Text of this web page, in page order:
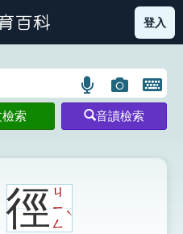
示 部首索引表圖示
登入
語
言
搜
圖
片
搜
開
鍵
圖
索 音讀檢索
徑ㄐ
ㄧ
ㄥ
ˋ